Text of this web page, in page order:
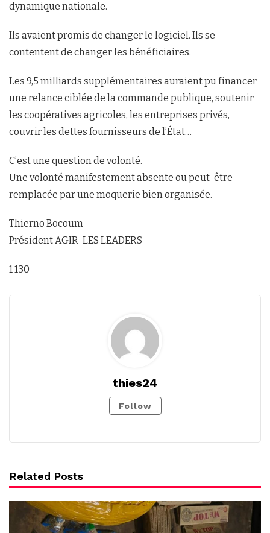
dynamique nationale.
Ils avaient promis de changer le logiciel. Ils se
contentent de changer les bénéficiaires.
Les 9,5 milliards supplémentaires auraient pu financer
une relance ciblée de la commande publique, soutenir
les coopératives agricoles, les entreprises privés,
couvrir les dettes fournisseurs de l’État…
C’est une question de volonté.
Une volonté manifestement absente ou peut-être
remplacée par une moquerie bien organisée.
Thierno Bocoum
Président AGIR-LES LEADERS
1 130
thies24
Follow
Related Posts